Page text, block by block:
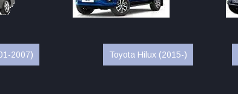
2007) Toyota Hilux (2015-)